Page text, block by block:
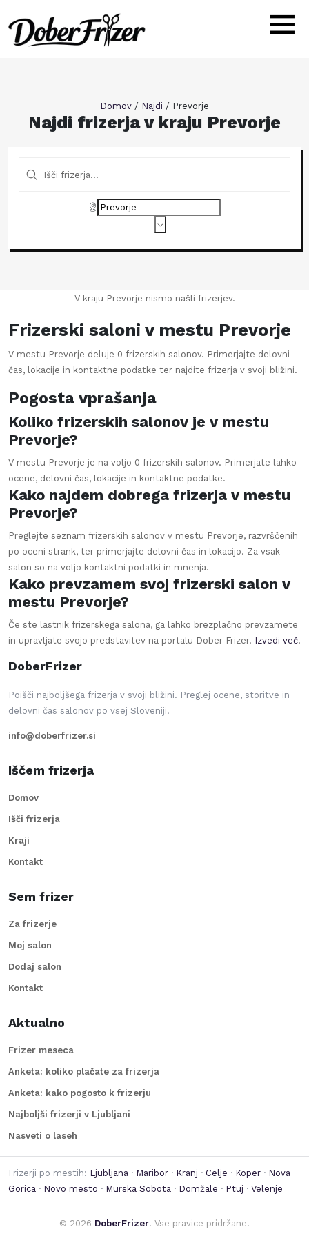
Domov / Najdi / Prevorje
Najdi frizerja v kraju Prevorje
V kraju Prevorje nismo našli frizerjev.
Frizerski saloni v mestu Prevorje
V mestu Prevorje deluje 0 frizerskih salonov. Primerjajte delovni
čas, lokacije in kontaktne podatke ter najdite frizerja v svoji bližini.
Pogosta vprašanja
Koliko frizerskih salonov je v mestu
Prevorje?
V mestu Prevorje je na voljo 0 frizerskih salonov. Primerjate lahko
ocene, delovni čas, lokacije in kontaktne podatke.
Kako najdem dobrega frizerja v mestu
Prevorje?
Preglejte seznam frizerskih salonov v mestu Prevorje, razvrščenih
po oceni strank, ter primerjajte delovni čas in lokacijo. Za vsak
salon so na voljo kontaktni podatki in mnenja.
Kako prevzamem svoj frizerski salon v
mestu Prevorje?
Če ste lastnik frizerskega salona, ga lahko brezplačno prevzamete
in upravljate svojo predstavitev na portalu Dober Frizer. Izvedi več.
DoberFrizer
Poišči najboljšega frizerja v svoji bližini. Preglej ocene, storitve in
delovni čas salonov po vsej Sloveniji.
info@doberfrizer.si
Iščem frizerja
Domov
Išči frizerja
Kraji
Kontakt
Sem frizer
Za frizerje
Moj salon
Dodaj salon
Kontakt
Aktualno
Frizer meseca
Anketa: koliko plačate za frizerja
Anketa: kako pogosto k frizerju
Najboljši frizerji v Ljubljani
Nasveti o laseh
Frizerji po mestih: Ljubljana · Maribor · Kranj · Celje · Koper · Nova
Gorica · Novo mesto · Murska Sobota · Domžale · Ptuj · Velenje
© 2026 DoberFrizer. Vse pravice pridržane.